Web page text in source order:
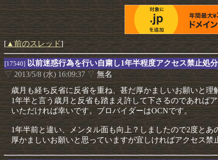
[▲前のスレッド]
[17540] 以前迷惑行為を行い自粛し1年半程度アクセス禁止処
▽ 2013/5/8 (水) 16:09:37 ▽無名
歳月も経ち反省に反省を重ね、甚だ厚かましいお願いと理
1年半と言う歳月と反省も踏まえ許して下さるのであれば
いただければ幸いです。ブロバイダーはOCNです。
1年半前と違い、メンタル面も向上？しましたので2度とあ
厚かましいお願いと思っていますが宜しければアクセス禁